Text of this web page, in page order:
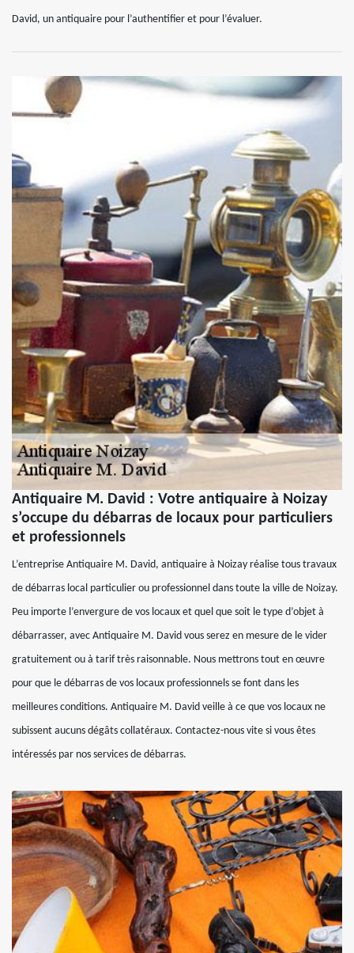
David, un antiquaire pour l’authentifier et pour l’évaluer.
Antiquaire M. David : Votre antiquaire à Noizay
s’occupe du débarras de locaux pour particuliers
et professionnels
L’entreprise Antiquaire M. David, antiquaire à Noizay réalise tous travaux
de débarras local particulier ou professionnel dans toute la ville de Noizay.
Peu importe l’envergure de vos locaux et quel que soit le type d’objet à
débarrasser, avec Antiquaire M. David vous serez en mesure de le vider
gratuitement ou à tarif très raisonnable. Nous mettrons tout en œuvre
pour que le débarras de vos locaux professionnels se font dans les
meilleures conditions. Antiquaire M. David veille à ce que vos locaux ne
subissent aucuns dégâts collatéraux. Contactez-nous vite si vous êtes
intéressés par nos services de débarras.